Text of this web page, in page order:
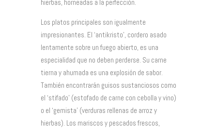
hierbas, horneadas a la perfección.
Los platos principales son igualmente
impresionantes. El ‘antikristo’, cordero asado
lentamente sobre un fuego abierto, es una
especialidad que no deben perderse. Su carne
tierna y ahumada es una explosión de sabor.
También encontrarán guisos sustanciosos como
el ‘stifado’ (estofado de carne con cebolla y vino)
o el ‘gemista’ (verduras rellenas de arroz y
hierbas). Los mariscos y pescados frescos,